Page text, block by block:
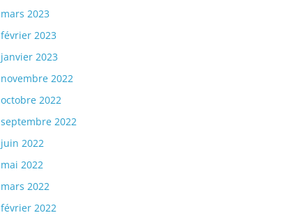
mars 2023
février 2023
janvier 2023
novembre 2022
octobre 2022
septembre 2022
juin 2022
mai 2022
mars 2022
février 2022